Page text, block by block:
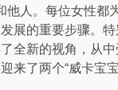
人。每位女性都
展的重要步骤。
全新的视角，从
来了两个“威卡宝宝